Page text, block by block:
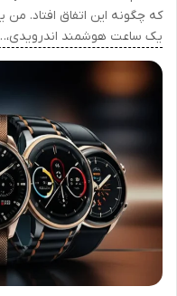
که چگونه این اتفاق افتاد.
یک ساعت هوشمند